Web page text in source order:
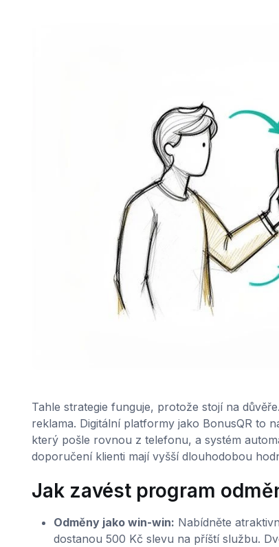
Tahle strategie funguje, protože stojí na
reklama. Digitální platformy jako BonusQR to
který pošle rovnou z telefonu, a systém
doporučení klienti mají vyšší dlouhodobou
Jak zavést program
Odměny jako win-win: Nabídněte
dostanou 500 Kč slevu na příští službu.